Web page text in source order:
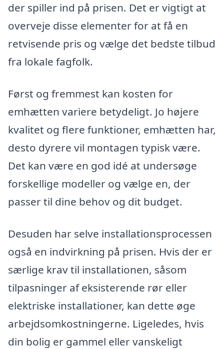
der spiller ind på prisen. Det er vigtigt at
overveje disse elementer for at få en
retvisende pris og vælge det bedste tilbud
fra lokale fagfolk.
Først og fremmest kan kosten for
emhætten variere betydeligt. Jo højere
kvalitet og flere funktioner, emhætten har,
desto dyrere vil montagen typisk være.
Det kan være en god idé at undersøge
forskellige modeller og vælge en, der
passer til dine behov og dit budget.
Desuden har selve installationsprocessen
også en indvirkning på prisen. Hvis der er
særlige krav til installationen, såsom
tilpasninger af eksisterende rør eller
elektriske installationer, kan dette øge
arbejdsomkostningerne. Ligeledes, hvis
din bolig er gammel eller vanskeligt